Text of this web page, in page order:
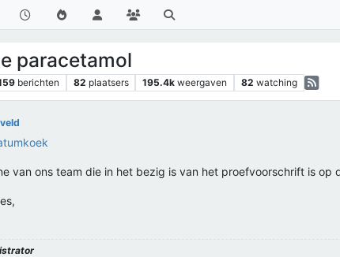
paracetamol
berichten 82 plaatsers 195.4k weergaven 82 watching
van ons team die in het bezig is van het proefvoorschrift is